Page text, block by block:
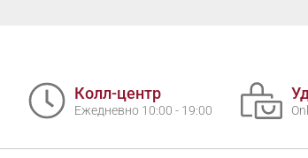
Колл-центр
Ежедневно 10:00 - 19:00